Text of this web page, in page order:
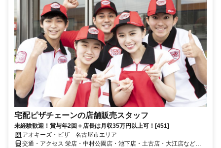
宅配ピザチェーンの店舗販売スタッフ
未経験歓迎！賞与年2回＋店長は月収35万円以上可！[451]
アオキーズ・ピザ 名古屋市エリア
交通・アクセス 栄店・中村公園店・池下店・土古店・大江店など、